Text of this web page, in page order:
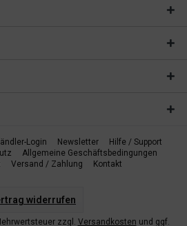
Login Newsletter
Hilfe / Support
Allgemeine Geschäftsbedingungen
Versand / Zahlung Kontakt
widerrufen
zzgl. Versandkosten und ggf.